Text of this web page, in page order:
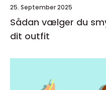
25. September 2025
Sådan vælger du
dit outfit